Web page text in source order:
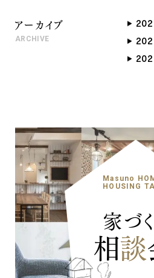
アーカイブ
ARCHIVE
Masuno
HOUSING
家づ
相談